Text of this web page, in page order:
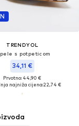
TRENDYOL
s potpeticom
34,11 €
Prvotno: 44,90 €
najniža cijena:22,74 €